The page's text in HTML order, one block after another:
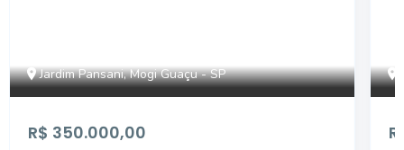
Jardim Pansani, Mogi Guaçu - SP
R$ 350.000,00